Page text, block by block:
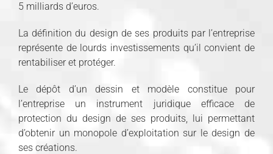
5 milliards d’euros.
La définition du design de ses produits par l’entreprise
représente de lourds investissements qu’il convient de
rentabiliser et protéger.
Le dépôt d’un dessin et modèle constitue pour
l’entreprise un instrument juridique efficace de
protection du design de ses produits, lui permettant
d’obtenir un monopole d’exploitation sur le design de
ses créations.